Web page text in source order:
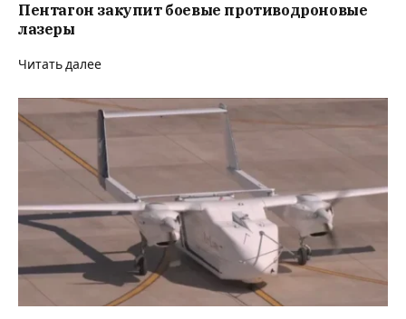
Пентагон закупит боевые противодроновые
лазеры
Читать далее